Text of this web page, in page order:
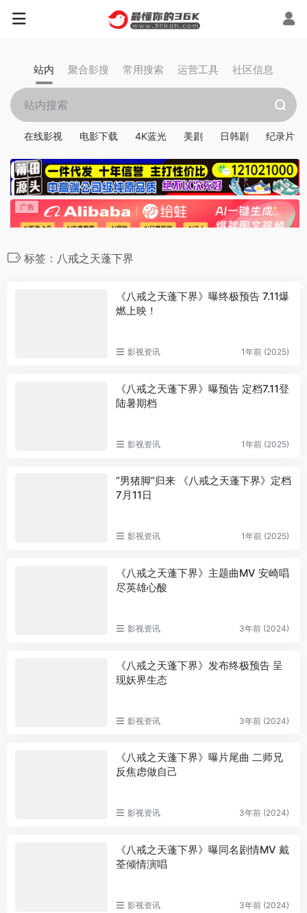
站内 聚合影搜 常用搜索 运营工具 社区信息
在线影视 电影下载 4K蓝光 美剧 日韩剧 纪录片
标签：八戒之天蓬下界
《八戒之天蓬下界》曝终极预告 7.11爆
燃上映！
影视资讯 1年前 (2025)
《八戒之天蓬下界》曝预告 定档7.11登
陆暑期档
影视资讯 1年前 (2025)
“男猪脚”归来 《八戒之天蓬下界》定档
7月11日
影视资讯 1年前 (2025)
《八戒之天蓬下界》主题曲MV 安崎唱
尽英雄心酸
影视资讯 3年前 (2024)
《八戒之天蓬下界》发布终极预告 呈
现妖界生态
影视资讯 3年前 (2024)
《八戒之天蓬下界》曝片尾曲 二师兄
反焦虑做自己
影视资讯 3年前 (2024)
《八戒之天蓬下界》曝同名剧情MV 戴
荃倾情演唱
影视资讯 3年前 (2024)